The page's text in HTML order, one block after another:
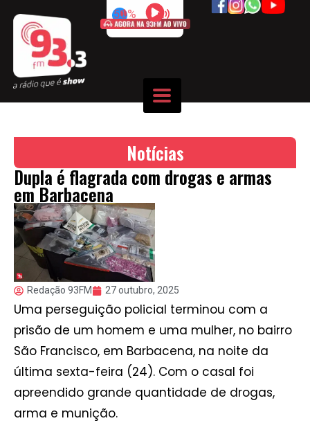
50%
Notícias
Dupla é flagrada com drogas e armas
em Barbacena
Redação 93FM 27 outubro, 2025
Uma perseguição policial terminou com a
prisão de um homem e uma mulher, no bairro
São Francisco, em Barbacena, na noite da
última sexta-feira (24). Com o casal foi
apreendido grande quantidade de drogas,
arma e munição.